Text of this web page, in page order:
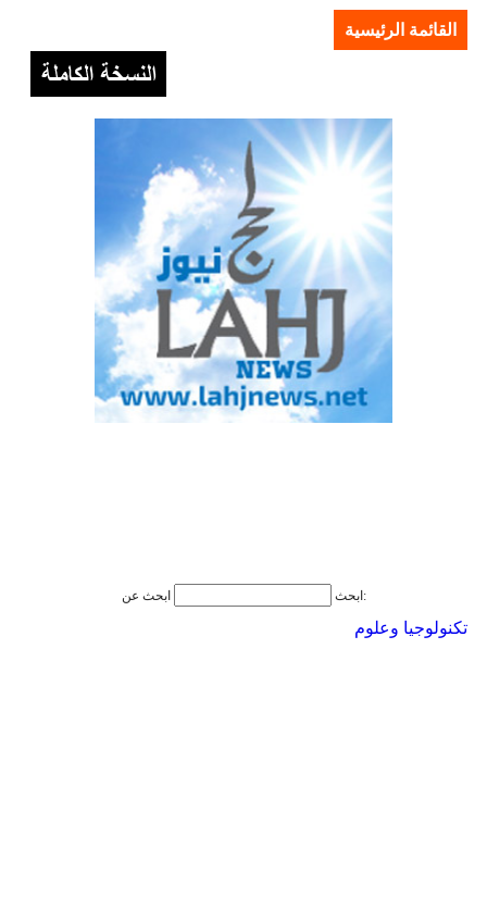
القائمة الرئيسية
ابحث ابحث عن:
تكنولوجيا وعلوم